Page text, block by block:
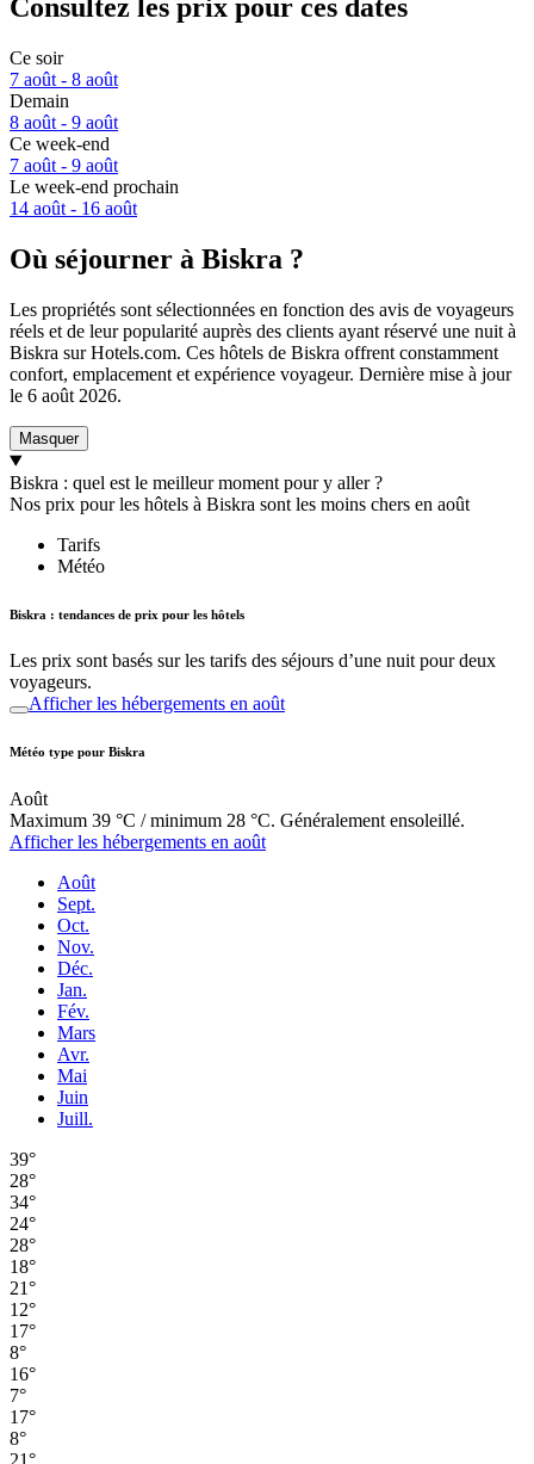
Consultez les prix pour ces dates
Ce soir
7 août - 8 août
Demain
8 août - 9 août
Ce week-end
7 août - 9 août
Le week-end prochain
14 août - 16 août
Où séjourner à Biskra ?
Les propriétés sont sélectionnées en fonction des avis de voyageurs
réels et de leur popularité auprès des clients ayant réservé une nuit à
Biskra sur Hotels.com. Ces hôtels de Biskra offrent constamment
confort, emplacement et expérience voyageur. Dernière mise à jour
le 6 août 2026.
Masquer
Biskra : quel est le meilleur moment pour y aller ?
Nos prix pour les hôtels à Biskra sont les moins chers en août
Tarifs
Météo
Biskra : tendances de prix pour les hôtels
Les prix sont basés sur les tarifs des séjours d’une nuit pour deux
voyageurs.
Afficher les hébergements en août
Météo type pour Biskra
Août
Maximum 39 °C / minimum 28 °C. Généralement ensoleillé.
Afficher les hébergements en août
Août
Sept.
Oct.
Nov.
Déc.
Jan.
Fév.
Mars
Avr.
Mai
Juin
Juill.
39°
28°
34°
24°
28°
18°
21°
12°
17°
8°
16°
7°
17°
8°